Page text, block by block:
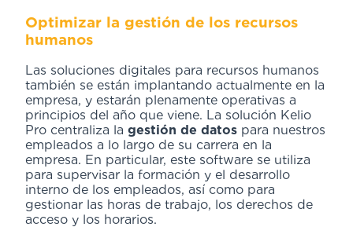
Optimizar la gestión de los recursos
humanos
Las soluciones digitales para recursos humanos
también se están implantando actualmente en la
empresa, y estarán plenamente operativas a
principios del año que viene. La solución Kelio
Pro centraliza la gestión de datos para nuestros
empleados a lo largo de su carrera en la
empresa. En particular, este software se utiliza
para supervisar la formación y el desarrollo
interno de los empleados, así como para
gestionar las horas de trabajo, los derechos de
acceso y los horarios.